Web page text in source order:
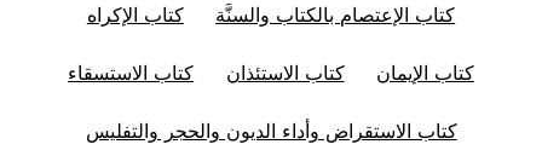
كتاب الإعتصام بالكتاب والسنَّة كتاب الإكراه
كتاب الإيمان كتاب الاستئذان كتاب الاستسقاء
كتاب الاستقراض وأداء الديون والحجر والتفليس